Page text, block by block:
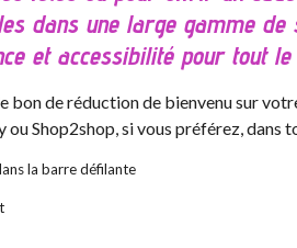
dans une large gamme
et accessibilité pour tout le
bon de réduction de bienvenu sur
Shop2shop, si vous préférez,
la barre défilante